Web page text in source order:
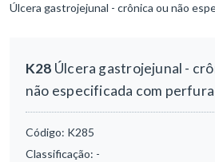
Úlcera gastrojejunal - crônica ou não
K28 Úlcera gastrojejunal -
não especificada com
Código: K285
Classificação: -